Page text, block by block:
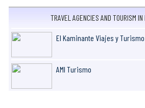
TRAVEL AGENCIES AND TOURISM IN
El Kaminante Viajes y Turismo
AMI Turismo